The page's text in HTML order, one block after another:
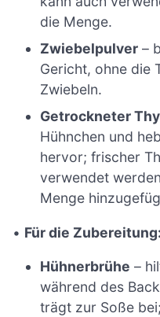
die Menge.
Zwiebelpulver –
Gericht, ohne die
Zwiebeln.
Getrockneter
Hühnchen und
hervor; frischer
verwendet
Menge
• Für die Zubereitung:
Hühnerbrühe –
während des
trägt zur Soße